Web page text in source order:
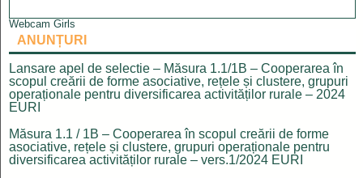
Webcam Girls
ANUNȚURI
Lansare apel de selectie – Măsura 1.1/1B – Cooperarea în
scopul creării de forme asociative, rețele și clustere, grupuri
operaționale pentru diversificarea activităților rurale – 2024
EURI
Măsura 1.1 / 1B – Cooperarea în scopul creării de forme
asociative, rețele și clustere, grupuri operaționale pentru
diversificarea activităților rurale – vers.1/2024 EURI